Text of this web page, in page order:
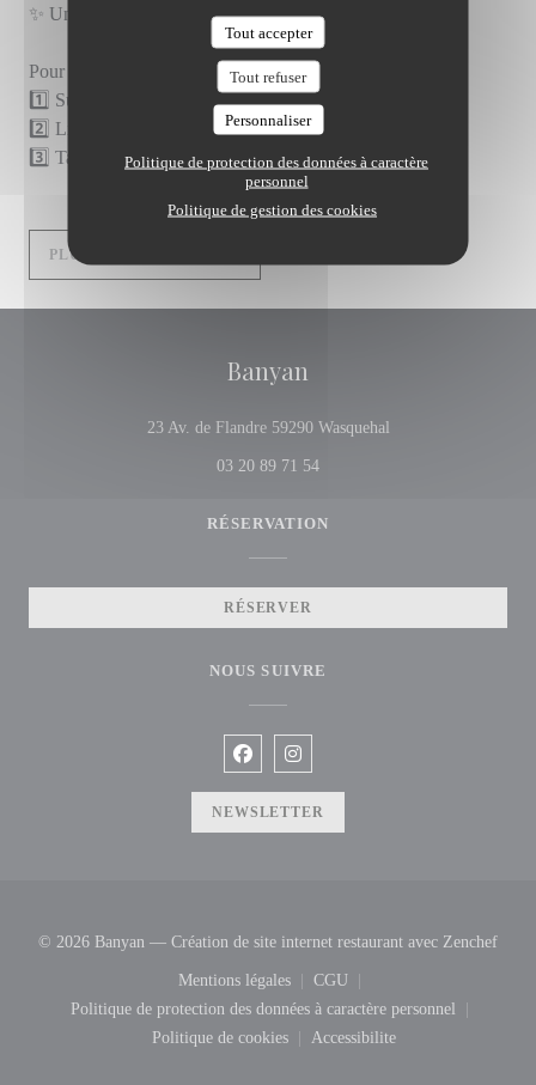
Tout accepter
Tout refuser
Personnaliser
Politique de protection des données à caractère
personnel
Politique de gestion des cookies
✨ Un bon de 50€
Pour participer :
1️⃣ Suivez @banyanthai
2️⃣ Likez ce post et partagez-le en story
3️⃣ Tagguez 2 amis en commentaire
PLUS D'INFORMATIONS ((OUVRE UNE NOUVELLE
Banyan
23 Av. de Flandre 59290 Wasquehal((ouvre une nouvelle
03 20 89 71 54
RÉSERVATION
RÉSERVER
NOUS SUIVRE
Facebook ((ouvre une nouvelle
Instagram ((ouvre une nouvelle
NEWSLETTER
© 2026 Banyan — Création de site internet restaurant avec Zenchef
Mentions légales
((ouvre une nouvelle fenêtre))
CGU
((ouvre une nouvelle
Politique de protection des données à caractère personnel
((ouvre une nouvelle fenêtre))
Politique de cookies
((ouvre une nouvelle fenêtre))
Accessibilite